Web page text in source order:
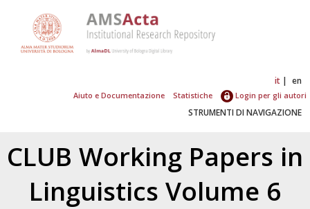
it en
Aiuto e Documentazione Statistiche Login per gli autori
STRUMENTI DI NAVIGAZIONE
CLUB Working Papers in
Linguistics Volume 6